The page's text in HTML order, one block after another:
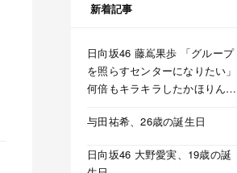
新着記事
日向坂46 藤嶌果歩 「グループ
を照らすセンターになりたい」
何倍もキラキラしたかほりんが
与田祐希、26歳の誕生日
日向坂46 大野愛実、19歳の誕